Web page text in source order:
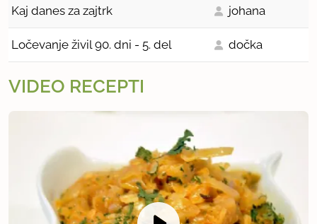
Kaj danes za zajtrk johana
Ločevanje živil 90. dni - 5. del dočka
VIDEO RECEPTI